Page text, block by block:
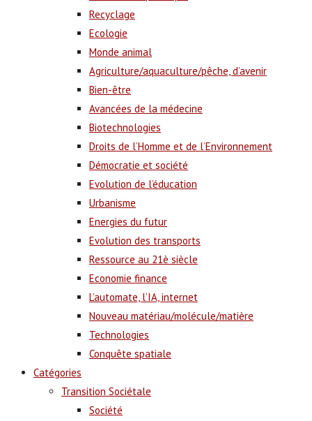
Recyclage
Ecologie
Monde animal
Agriculture/aquaculture/pêche, d’avenir
Bien-être
Avancées de la médecine
Biotechnologies
Droits de l’Homme et de l’Environnement
Démocratie et société
Evolution de l’éducation
Urbanisme
Energies du futur
Evolution des transports
Ressource au 21è siècle
Economie finance
L’automate, l’IA, internet
Nouveau matériau/molécule/matière
Technologies
Conquête spatiale
Catégories
Transition Sociétale
Société